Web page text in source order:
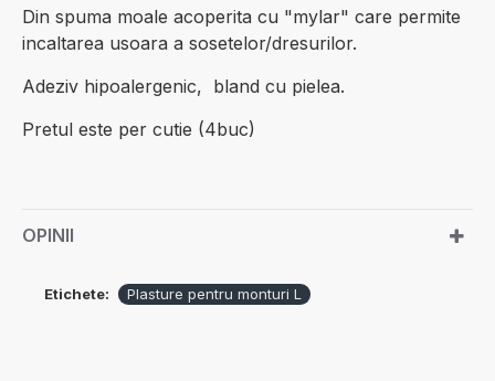
Din spuma moale acoperita cu "mylar" care permite
incaltarea usoara a sosetelor/dresurilor.
Adeziv hipoalergenic, bland cu pielea.
Pretul este per cutie (4buc)
OPINII
Etichete: Plasture pentru monturi L